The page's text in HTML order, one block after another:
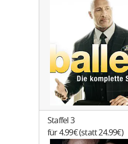
Staffel 3
für 4.99€ (statt 24.99€)